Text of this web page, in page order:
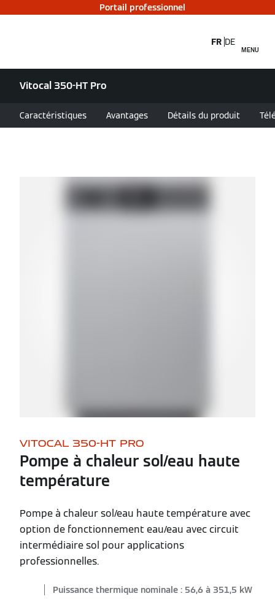
Portail professionnel
MENU
FR DE
Vitocal 350-HT Pro
Caractéristiques Avantages Détails du produit
VITOCAL 350-HT PRO
Pompe à chaleur sol/eau haute
température
Pompe à chaleur sol/eau haute température avec
option de fonctionnement eau/eau avec circuit
intermédiaire sol pour applications
professionnelles.
Puissance thermique nominale : 56,6 à 351,5 kW